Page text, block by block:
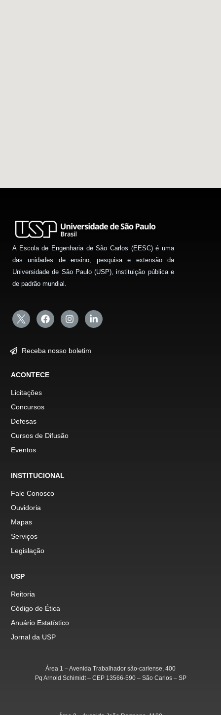
A Escola de Engenharia de São Carlos (EESC) é uma
das unidades de ensino, pesquisa e extensão da
Universidade de São Paulo (USP), instituição pública e
de padrão mundial.
Receba nosso boletim
ACONTECE
Licitações
Concursos
Defesas
Cursos de Difusão
Eventos
INSTITUCIONAL
Fale Conosco
Ouvidoria
Mapas
Serviços
Legislação
USP
Reitoria
Código de Ética
Anuário Estatístico
Jornal da USP
Área 1 – Avenida Trabalhador são-carlense, 400
Pq Arnold Schimidt – CEP 13566-590 – São Carlos – SP